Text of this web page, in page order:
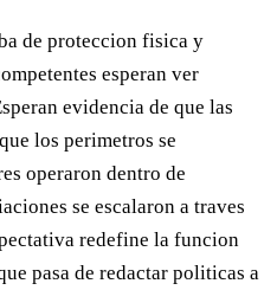
de proteccion fisica y
esperan ver
evidencia de que las
los perimetros se
operaron dentro de
se escalaron a traves
redefine la funcion
pasa de redactar politicas a